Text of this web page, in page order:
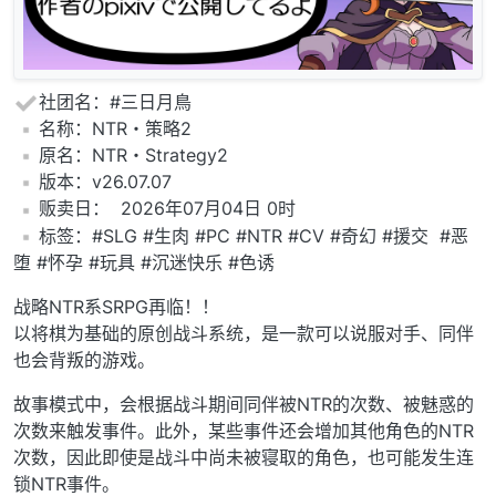
社团名：#三日月鳥
️名称：NTR・策略2
️原名：NTR・Strategy2
️版本：v26.07.07
️贩卖日： 2026年07月04日 0时
️标签：#SLG #生肉 #PC #NTR #CV #奇幻 #援交 #恶
堕 #怀孕 #玩具 #沉迷快乐 #色诱
战略NTR系SRPG再临！！
以将棋为基础的原创战斗系统，是一款可以说服对手、同伴
也会背叛的游戏。
故事模式中，会根据战斗期间同伴被NTR的次数、被魅惑的
次数来触发事件。此外，某些事件还会增加其他角色的NTR
次数，因此即使是战斗中尚未被寝取的角色，也可能发生连
锁NTR事件。